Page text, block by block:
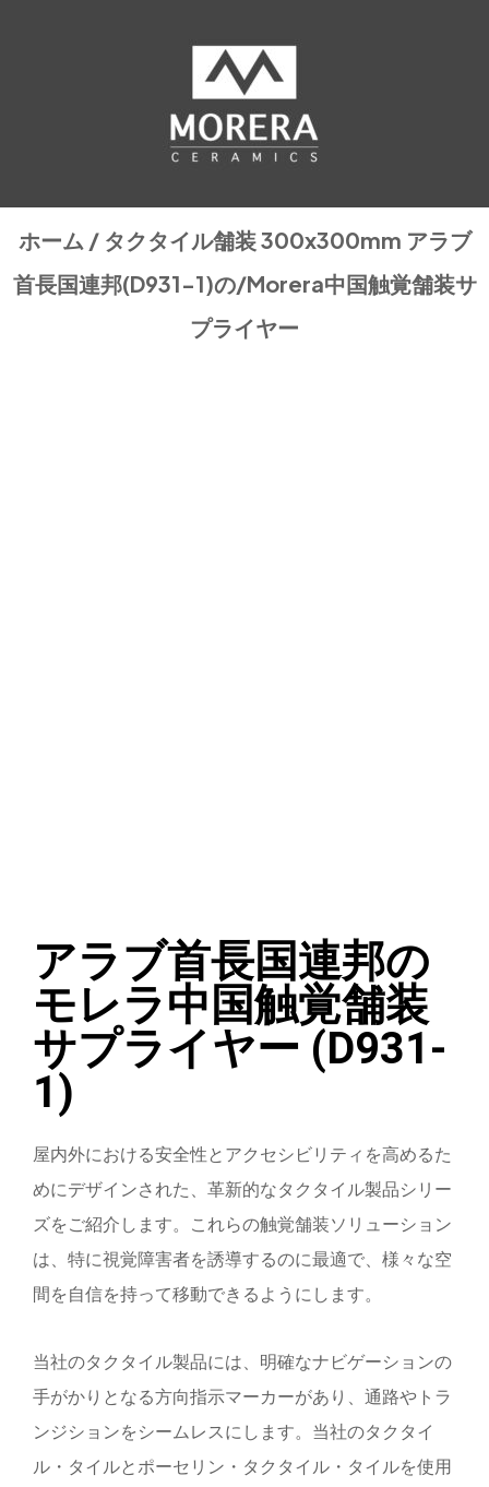
ホーム / タクタイル舗装 300x300mm アラブ
首長国連邦(D931-1)の/Morera中国触覚舗装サ
プライヤー
アラブ首長国連邦の
モレラ中国触覚舗装
サプライヤー (D931-
1)
屋内外における安全性とアクセシビリティを高めるた
めにデザインされた、革新的なタクタイル製品シリー
ズをご紹介します。これらの触覚舗装ソリューション
は、特に視覚障害者を誘導するのに最適で、様々な空
間を自信を持って移動できるようにします。
当社のタクタイル製品には、明確なナビゲーションの
手がかりとなる方向指示マーカーがあり、通路やトラ
ンジションをシームレスにします。当社のタクタイ
ル・タイルとポーセリン・タクタイル・タイルを使用